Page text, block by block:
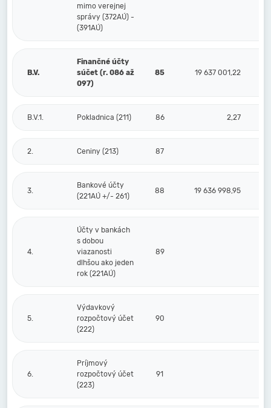
mimo verejnej
správy (372AÚ) -
(391AÚ)
B.V.
Finančné účty
súčet (r. 086 až
097)
85 19 637 001,22
B.V.1. Pokladnica (211) 86 2,27
2. Ceniny (213) 87
3.
Bankové účty
(221AÚ +/- 261)
88 19 636 998,95
4.
Účty v bankách
s dobou
viazanosti
dlhšou ako jeden
rok (221AÚ)
89
5.
Výdavkový
rozpočtový účet
(222)
90
6.
Príjmový
rozpočtový účet
(223)
91